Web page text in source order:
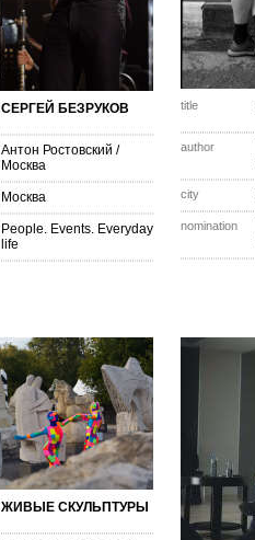
СЕРГЕЙ БЕЗРУКОВ
Антон Ростовский /
Москва
Москва
People. Events. Everyday
life
title
author
city
nomination
ЖИВЫЕ СКУЛЬПТУРЫ